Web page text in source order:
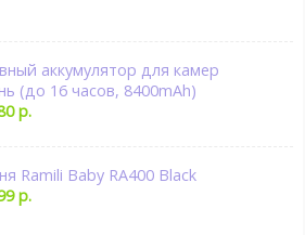
аккумулятор для камер
(до 16 часов, 8400mAh)
р.
Ramili Baby RA400 Black
р.